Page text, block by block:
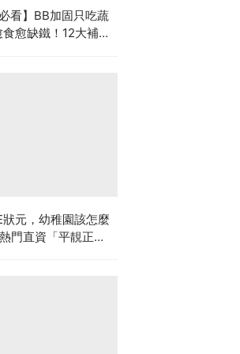
看】BB加固只吃蔬
愈缺鐵！12大補鐵
元，幼稚園該怎麼
門直資「平靚正」